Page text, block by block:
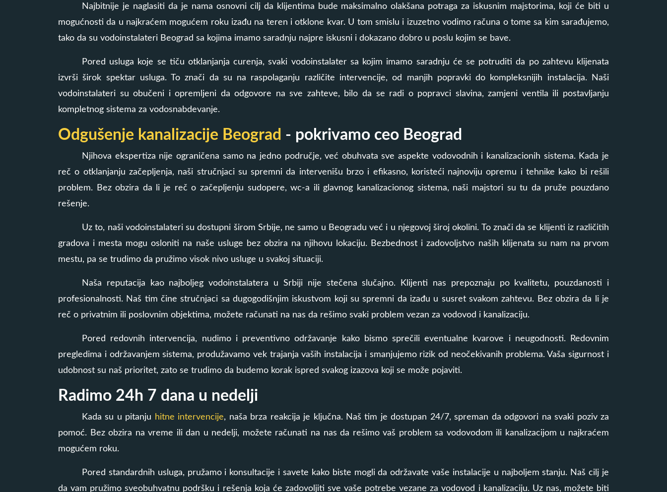
Najbitnije je naglasiti da je nama osnovni cilj da klijentima bude maksimalno olakšana potraga za iskusnim majstorima, koji će biti u
mogućnosti da u najkraćem mogućem roku izađu na teren i otklone kvar. U tom smislu i izuzetno vodimo računa o tome sa kim sarađujemo,
tako da su vodoinstalateri Beograd sa kojima imamo saradnju najpre iskusni i dokazano dobro u poslu kojim se bave.
Pored usluga koje se tiču otklanjanja curenja, svaki vodoinstalater sa kojim imamo saradnju će se potruditi da po zahtevu klijenata
izvrši širok spektar usluga. To znači da su na raspolaganju različite intervencije, od manjih popravki do kompleksnijih instalacija. Naši
vodoinstalateri su obučeni i opremljeni da odgovore na sve zahteve, bilo da se radi o popravci slavina, zamjeni ventila ili postavljanju
kompletnog sistema za vodosnabdevanje.
Odgušenje kanalizacije Beograd - pokrivamo ceo Beograd
Njihova ekspertiza nije ograničena samo na jedno područje, već obuhvata sve aspekte vodovodnih i kanalizacionih sistema. Kada je
reč o otklanjanju začepljenja, naši stručnjaci su spremni da intervenišu brzo i efikasno, koristeći najnoviju opremu i tehnike kako bi rešili
problem. Bez obzira da li je reč o začepljenju sudopere, wc-a ili glavnog kanalizacionog sistema, naši majstori su tu da pruže pouzdano
rešenje.
Uz to, naši vodoinstalateri su dostupni širom Srbije, ne samo u Beogradu već i u njegovoj široj okolini. To znači da se klijenti iz različitih
gradova i mesta mogu osloniti na naše usluge bez obzira na njihovu lokaciju. Bezbednost i zadovoljstvo naših klijenata su nam na prvom
mestu, pa se trudimo da pružimo visok nivo usluge u svakoj situaciji.
Naša reputacija kao najboljeg vodoinstalatera u Srbiji nije stečena slučajno. Klijenti nas prepoznaju po kvalitetu, pouzdanosti i
profesionalnosti. Naš tim čine stručnjaci sa dugogodišnjim iskustvom koji su spremni da izađu u susret svakom zahtevu. Bez obzira da li je
reč o privatnim ili poslovnim objektima, možete računati na nas da rešimo svaki problem vezan za vodovod i kanalizaciju.
Pored redovnih intervencija, nudimo i preventivno održavanje kako bismo sprečili eventualne kvarove i neugodnosti. Redovnim
pregledima i održavanjem sistema, produžavamo vek trajanja vaših instalacija i smanjujemo rizik od neočekivanih problema. Vaša sigurnost i
udobnost su naš prioritet, zato se trudimo da budemo korak ispred svakog izazova koji se može pojaviti.
Radimo 24h 7 dana u nedelji
Kada su u pitanju hitne intervencije, naša brza reakcija je ključna. Naš tim je dostupan 24/7, spreman da odgovori na svaki poziv za
pomoć. Bez obzira na vreme ili dan u nedelji, možete računati na nas da rešimo vaš problem sa vodovodom ili kanalizacijom u najkraćem
mogućem roku.
Pored standardnih usluga, pružamo i konsultacije i savete kako biste mogli da održavate vaše instalacije u najboljem stanju. Naš cilj je
da vam pružimo sveobuhvatnu podršku i rešenja koja će zadovoljiti sve vaše potrebe vezane za vodovod i kanalizaciju. Uz nas, možete biti